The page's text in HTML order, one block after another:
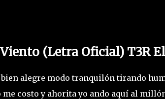
(Letra Oficial) T3R
alegre modo tranquilón tirando
me costo y ahorita yo ando aquí al